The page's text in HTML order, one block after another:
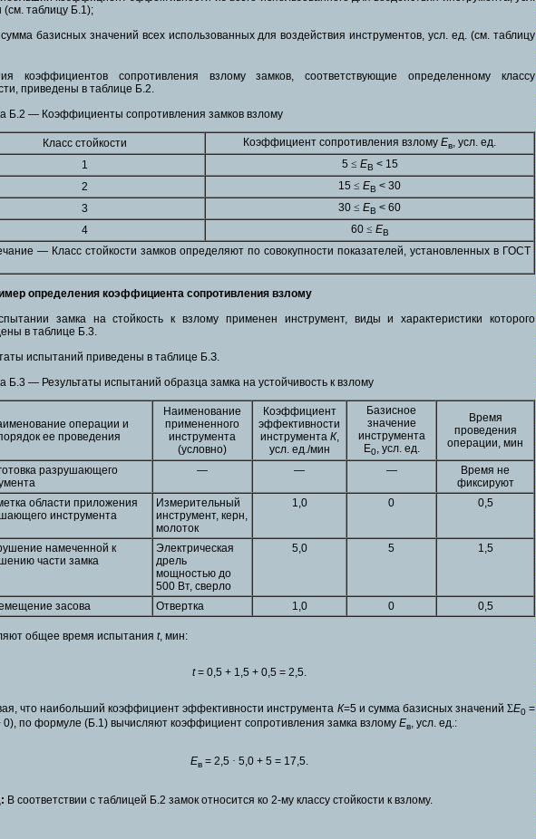
(см. таблицу Б.1);
базисных значений всех использованных для воздействия инструментов, усл. ед. (см. таблицу
коэффициентов сопротивления взлому замков, соответствующие определенному классу
приведены в таблице Б.2.
Б.2 — Коэффициенты сопротивления замков взлому
Класс стойкости Коэффициент сопротивления взлому Ев , усл. ед.
1
5 ≤ ЕВ < 15
2
15 ≤ ЕВ < 30
3
30 ≤ ЕВ < 60
4
60 ≤ ЕВ
— Класс стойкости замков определяют по совокупности показателей, установленных в ГОСТ
определения коэффициента сопротивления взлому
замка на стойкость к взлому применен инструмент, виды и характеристики которого
в таблице Б.3.
испытаний приведены в таблице Б.З.
Б.3 — Результаты испытаний образца замка на устойчивость к взлому
операции и
ее проведения
Наименование
примененного
инструмента
(условно)
Коэффициент
эффективности
инструмента К,
усл. ед./мин
Базисное
значение
инструмента
Е0 , усл. ед.
Время
проведения
операции, мин
разрушающего
— — —
Время не
фиксируют
области приложения
инструмента
Измерительный
инструмент, керн,
молоток
1,0 0 0,5
намеченной к
части замка
Электрическая
дрель
мощностью до
500 Вт, сверло
5,0 5 1,5
засова Отвертка 1,0 0 0,5
общее время испытания t, мин:
t= 0,5 + 1,5 + 0,5 = 2,5.
что наибольший коэффициент эффективности инструмента К=5 и сумма базисных значений ΣЕ0 =
0), по формуле (Б.1) вычисляют коэффициент сопротивления замка взлому Ев, усл. ед.:
Ев = 2,5 · 5,0 + 5 = 17,5.
В соответствии с таблицей Б.2 замок относится ко 2-му классу стойкости к взлому.